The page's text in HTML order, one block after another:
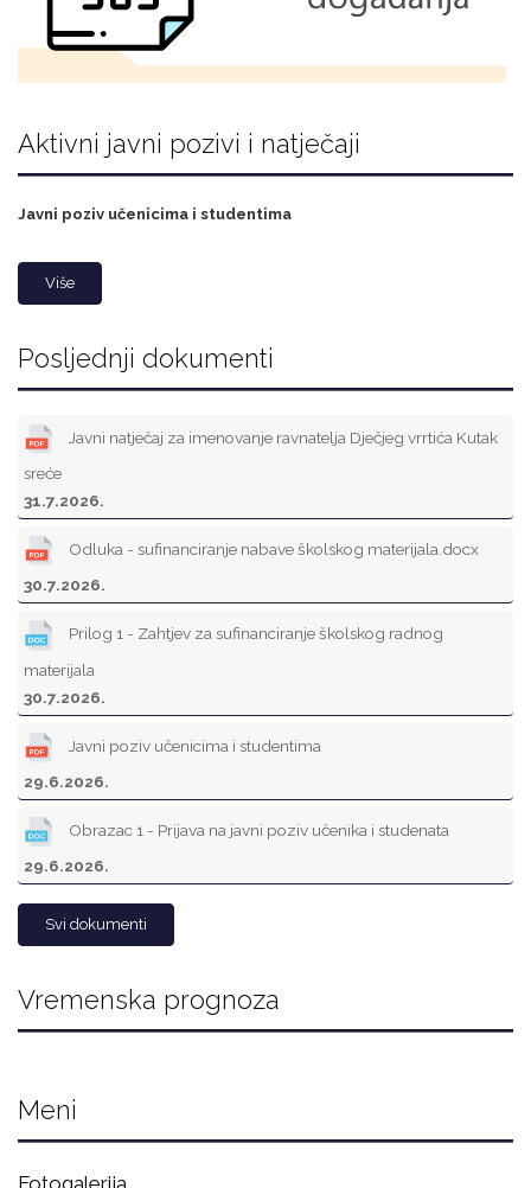
Aktivni javni pozivi i natječaji
Javni poziv učenicima i studentima
Više
Posljednji dokumenti
Javni natječaj za imenovanje ravnatelja Dječjeg vrrtića Kutak
sreće
31.7.2026.
Odluka - sufinanciranje nabave školskog materijala.docx
30.7.2026.
Prilog 1 - Zahtjev za sufinanciranje školskog radnog
materijala
30.7.2026.
Javni poziv učenicima i studentima
29.6.2026.
Obrazac 1 - Prijava na javni poziv učenika i studenata
29.6.2026.
Svi dokumenti
Vremenska prognoza
Meni